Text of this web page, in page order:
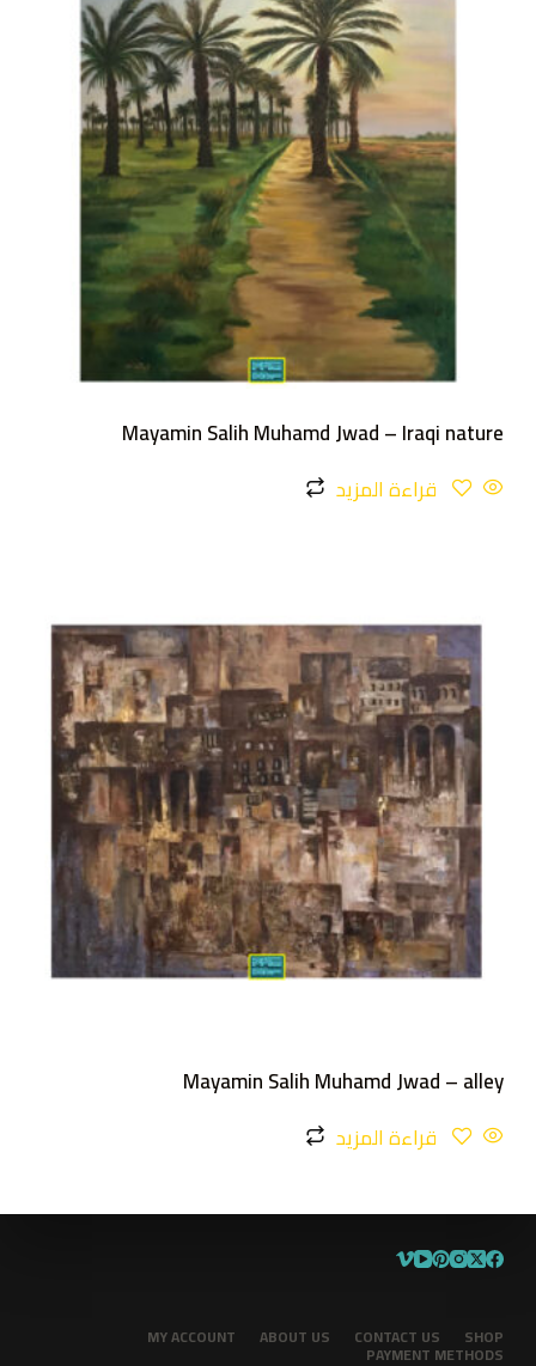
Mayamin Salih Muhamd Jwad – Iraqi nature
قراءة المزيد
Mayamin Salih Muhamd Jwad – alley
قراءة المزيد
SHOP
CONTACT US
ABOUT US
MY ACCOUNT
PAYMENT METHODS